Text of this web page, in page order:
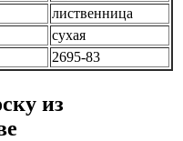
лиственница
сухая
2695-83
из